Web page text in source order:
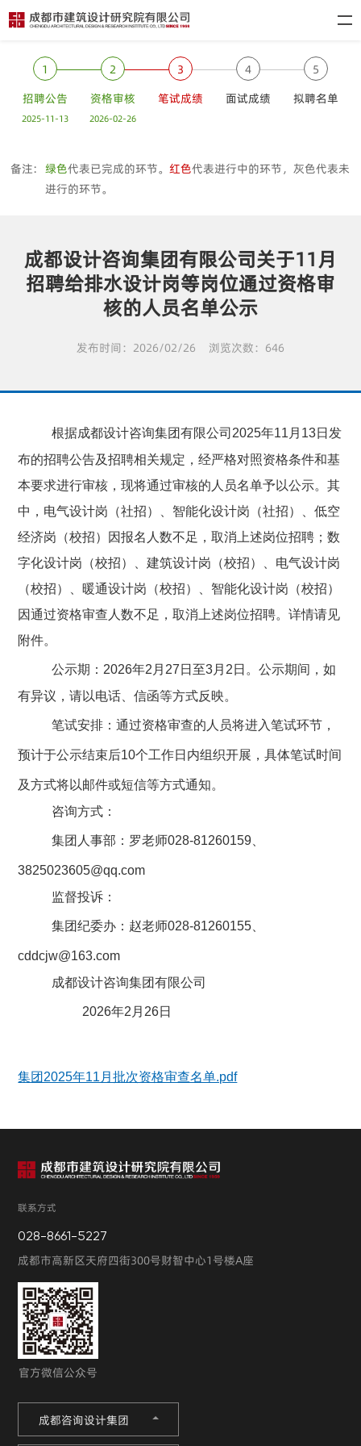
1
招聘公告
2025-11-13
2
资格审核
2026-02-26
3
笔试成绩
4
面试成绩
5
拟聘名单
备注: 绿色代表已完成的环节。红色代表进行中的环节，灰色代表未
进行的环节。
成都设计咨询集团有限公司关于11月
招聘给排水设计岗等岗位通过资格审
核的人员名单公示
发布时间：2026/02/26 浏览次数：646
根据成都设计咨询集团有限公司 2025年11 月 13日发
布的招聘公告及招聘相关规定，经严格对照资格条件和基
本要求进行审核，现将通过审核的人员名单予以公示。其
中，电气设计岗（社招）、智能化设计岗（社招）、低空
经济岗（校招）因报名人数不足，取消上述岗位招聘；数
字化设计岗（校招）、建筑设计岗（校招）、电气设计岗
（校招）、暖通设计岗（校招）、智能化设计岗（校招）
因通过资格审查人数不足，取消上述岗位招聘。详情请见
附件。
公示期 ： 2026年2 月 27 日至3月 2 日。公示期间，如
有异议，请以电话、信函等方式反映。
笔试安排：通过资格审查的人员将进入笔试环节，
预计于公示结束后10个工作日内组织开展，具体笔试时间
及方式将以邮件或短信等方式通知。
咨询方式：
集团人事部：罗老师028-81260159
3825023605@qq.com
监督投诉：
集团纪委办：赵老师028-81260155
cddcjw@163.com
成都设计咨询集团有限公司
2026年2 月 26日
集团2025年11月批次资格审查名单.pdf
联系方式
028-8661-5227
成都市高新区天府四街300号财智中心1号楼A座
官方微信公众号
成都咨询设计集团